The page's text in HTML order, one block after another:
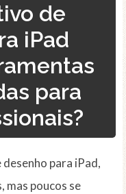
de
iPad
para
para iPad,
mas poucos se